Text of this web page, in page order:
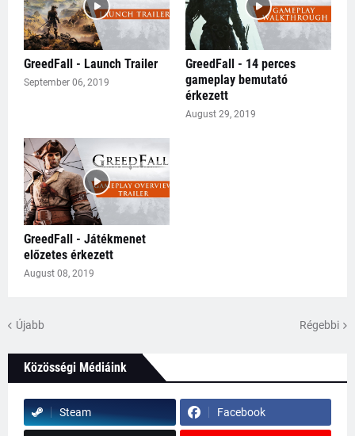
GreedFall - Launch Trailer
September 06, 2019
GreedFall - 14 perces
gameplay bemutató
érkezett
August 29, 2019
GreedFall - Játékmenet
előzetes érkezett
August 08, 2019
Újabb Régebbi
Közösségi Médiáink
Steam Facebook